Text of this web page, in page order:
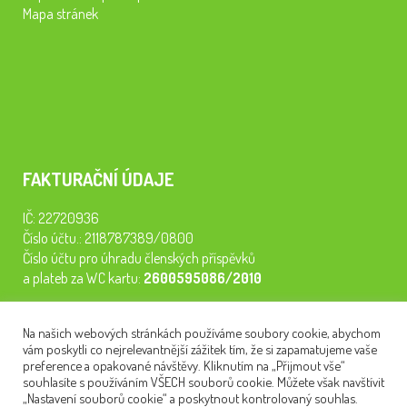
Mapa stránek
FAKTURAČNÍ ÚDAJE
IČ: 22720936
Číslo účtu.: 2118787389/0800
Číslo účtu pro úhradu členských příspěvků
a plateb za WC kartu: 2600595086/2010
semináře, konferenci, plavbu na lodi a WC kartu. Z peněz
tiskneme odborné publikace pro pacienty.
Na našich webových stránkách používáme soubory cookie, abychom
vám poskytli co nejrelevantnější zážitek tím, že si zapamatujeme vaše
preference a opakované návštěvy. Kliknutím na „Přijmout vše“
souhlasíte s používáním VŠECH souborů cookie. Můžete však navštívit
„Nastavení souborů cookie“ a poskytnout kontrolovaný souhlas.